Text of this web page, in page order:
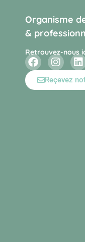
Organisme
&
Retrouvez-nous
Reçevez